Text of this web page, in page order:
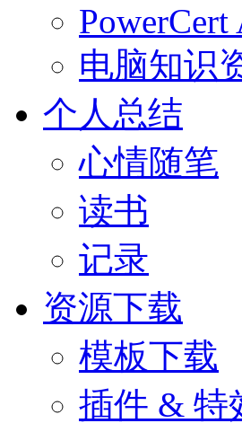
PowerCert
电脑知识
个人总结
心情随笔
读书
记录
资源下载
模板下载
插件 & 特